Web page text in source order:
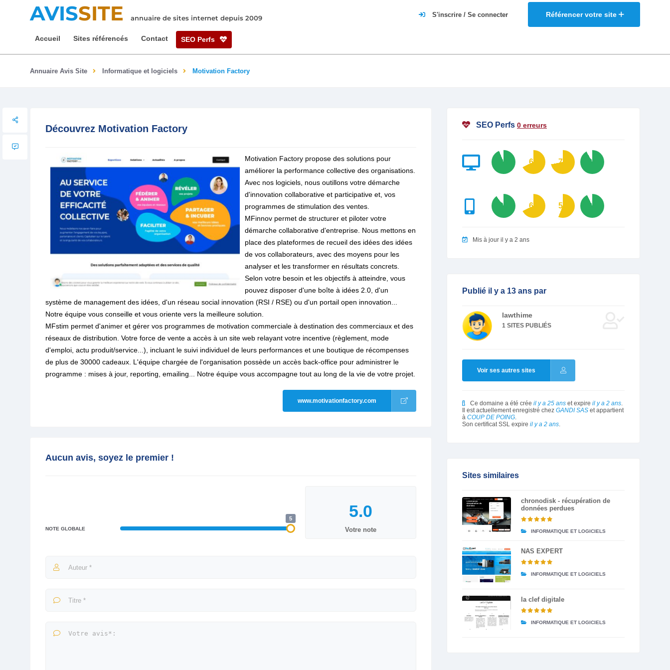
AVISSITE annuaire de sites internet depuis 2009 Référencer votre site
S'inscrire / Se connecter
Accueil Sites référencés Contact SEO Perfs
Annuaire Avis Site Informatique et logiciels Motivation Factory
Découvrez Motivation Factory
Motivation Factory propose des solutions pour
améliorer la performance collective des organisations.
Avec nos logiciels, nous outillons votre démarche
d'innovation collaborative et participative et, vos
programmes de stimulation des ventes.
MFinnov permet de structurer et piloter votre
démarche collaborative d'entreprise. Nous mettons en
place des plateformes de recueil des idées des idées
de vos collaborateurs, avec des moyens pour les
analyser et les transformer en résultats concrets.
Selon votre besoin et les objectifs à atteindre, vous
pouvez disposer d'une boîte à idées 2.0, d'un
système de management des idées, d'un réseau social innovation (RSI / RSE) ou d'un portail open innovation...
Notre équipe vous conseille et vous oriente vers la meilleure solution.
MFstim permet d'animer et gérer vos programmes de motivation commerciale à destination des commerciaux et des
réseaux de distribution. Votre force de vente a accès à un site web relayant votre incentive (règlement, mode
d'emploi, actu produit/service...), incluant le suivi individuel de leurs performances et une boutique de récompenses
de plus de 30000 cadeaux. L'équipe chargée de l'organisation possède un accès back-office pour administrer le
programme : mises à jour, reporting, emailing... Notre équipe vous accompagne tout au long de la vie de votre projet.
www.motivationfactory.com
Aucun avis, soyez le premier !
NOTE GLOBALE
5
Votre note
SEO Perfs 0 erreurs
94 68 72 92
90 68 56 93
Mis à jour il y a 2 ans
Publié il y a 13 ans par
lawthime
1 SITES PUBLIÉS
Voir ses autres sites
Ce domaine a été crée il y a 25 ans et expire il y a 2 ans.
Il est actuellement enregistré chez GANDI SAS et appartient
à COUP DE POING.
Son certificat SSL expire il y a 2 ans.
Sites similaires
chronodisk - récupération de
données perdues
INFORMATIQUE ET LOGICIELS
NAS EXPERT
INFORMATIQUE ET LOGICIELS
la clef digitale
INFORMATIQUE ET LOGICIELS